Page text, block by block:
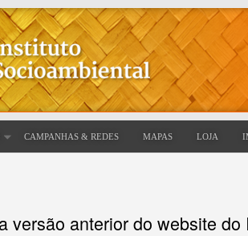
CAMPANHAS & REDES MAPAS LOJA
versão anterior do website do